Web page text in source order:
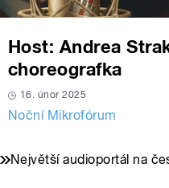
Host: Andrea
choreografka
16. únor 2025
Noční Mikrofórum
Největší audioportál na